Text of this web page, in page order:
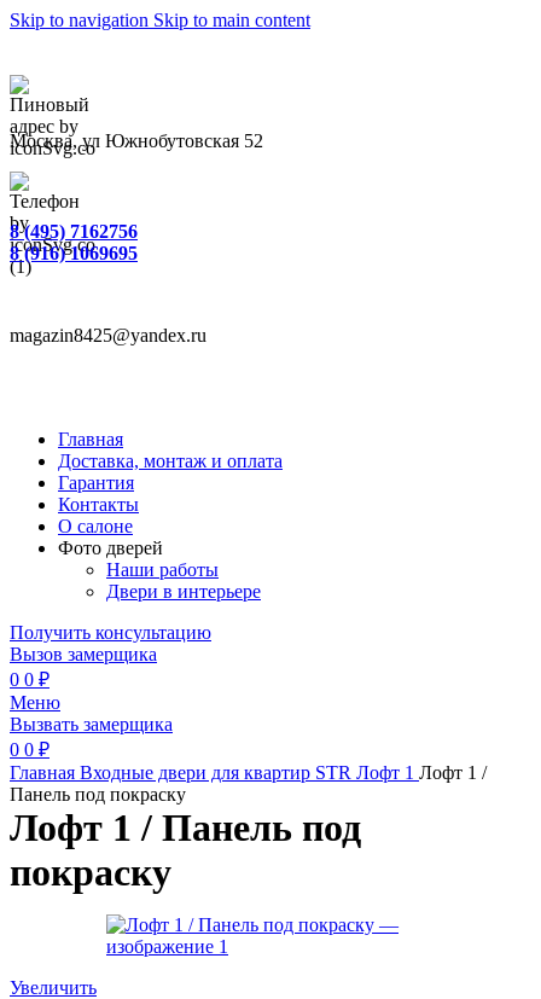
Skip to navigation Skip to main content
Москва, ул Южнобутовская 52
8 (495) 7162756
8 (916) 1069695
magazin8425@yandex.ru
Главная
Доставка, монтаж и оплата
Гарантия
Контакты
О салоне
Фото дверей
Наши работы
Двери в интерьере
Получить консультацию
Вызов замерщика
0 0 ₽
Меню
Вызвать замерщика
0 0 ₽
Главная Входные двери для квартир STR Лофт 1 Лофт 1 /
Панель под покраску
Лофт 1 / Панель под
покраску
Увеличить